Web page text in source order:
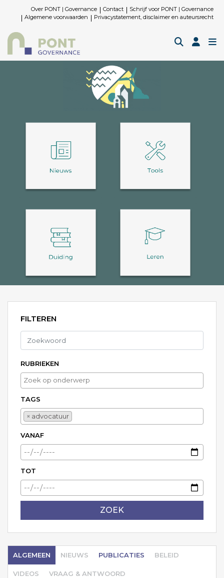
Over PONT | Governance Contact
Schrijf voor PONT | Governance
Algemene voorwaarden
Privacystatement, disclaimer en auteursrecht
FILTEREN
RUBRIEKEN
TAGS
advocatuur× advocatuur
VANAF
TOT
ZOEK
ALGEMEEN NIEUWS PUBLICATIES BELEID
VIDEOS VRAAG & ANTWOORD